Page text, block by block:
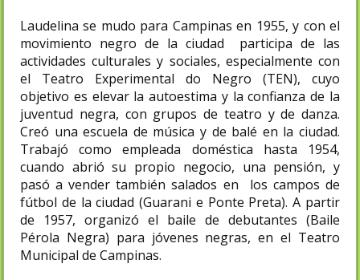
Laudelina se mudo para Campinas en 1955, y con el
movimiento negro de la ciudad participa de las
actividades culturales y sociales, especialmente con
el Teatro Experimental do Negro (TEN), cuyo
objetivo es elevar la autoestima y la confianza de la
juventud negra, con grupos de teatro y de danza.
Creó una escuela de música y de balé en la ciudad.
Trabajó como empleada doméstica hasta 1954,
cuando abrió su propio negocio, una pensión, y
pasó a vender también salados en los campos de
fútbol de la ciudad (Guarani e Ponte Preta). A partir
de 1957, organizó el baile de debutantes (Baile
Pérola Negra) para jóvenes negras, en el Teatro
Municipal de Campinas.